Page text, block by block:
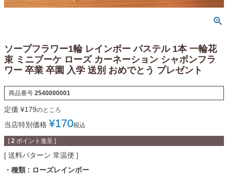
ソープフラワー1輪 レインボー パステル 1本 一輪花
束 ミニブーケ ローズ カーネーション シャボンフラ
ワー 卒業 卒園 入学 送別 おめでとう プレゼント
商品番号 2540000001
定価 ¥179のところ
当店特別価格 ¥170税込
[ 2 ポイント進呈 ]
送料パターン 常温便
・種類
ローズレインボー